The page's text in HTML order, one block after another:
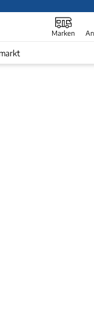
Marken